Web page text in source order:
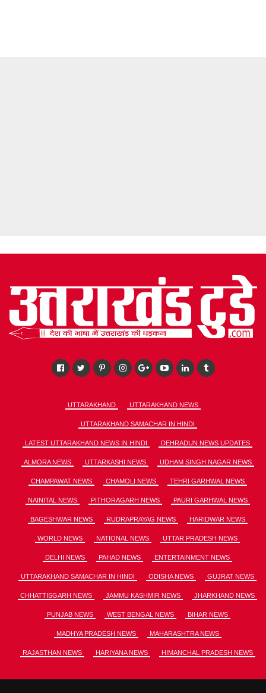
UTTARAKHAND UTTARAKHAND NEWS
UTTARAKHAND SAMACHAR IN HINDI
LATEST UTTARAKHAND NEWS IN HINDI DEHRADUN NEWS UPDATES
ALMORA NEWS UTTARKASHI NEWS UDHAM SINGH NAGAR NEWS
CHAMPAWAT NEWS CHAMOLI NEWS TEHRI GARHWAL NEWS
NAINITAL NEWS PITHORAGARH NEWS PAURI GARHWAL NEWS
BAGESHWAR NEWS RUDRAPRAYAG NEWS HARIDWAR NEWS
WORLD NEWS NATIONAL NEWS UTTAR PRADESH NEWS
DELHI NEWS PAHAD NEWS ENTERTAINMENT NEWS
UTTARAKHAND SAMACHAR IN HINDI ODISHA NEWS GUJRAT NEWS
CHHATTISGARH NEWS JAMMU KASHMIR NEWS JHARKHAND NEWS
PUNJAB NEWS WEST BENGAL NEWS BIHAR NEWS
MADHYA PRADESH NEWS MAHARASHTRA NEWS
RAJASTHAN NEWS HARIYANA NEWS HIMANCHAL PRADESH NEWS